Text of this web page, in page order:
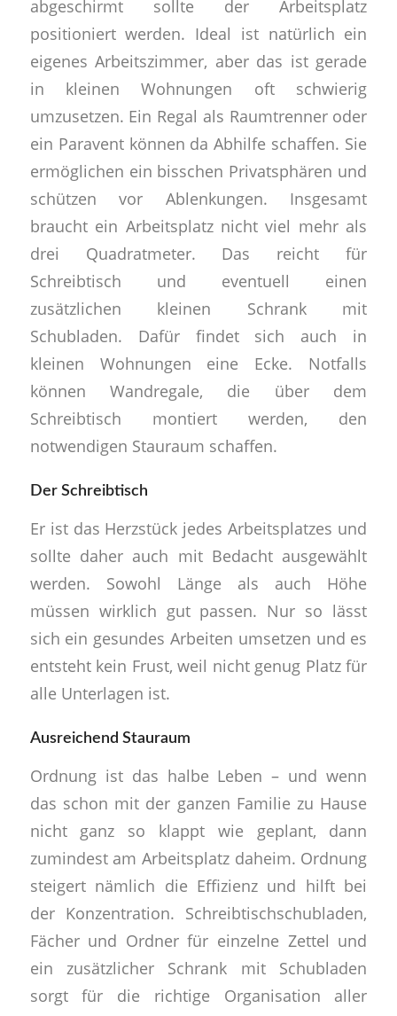
abgeschirmt sollte der Arbeitsplatz
positioniert werden. Ideal ist natürlich ein
eigenes Arbeitszimmer, aber das ist gerade
in kleinen Wohnungen oft schwierig
umzusetzen. Ein Regal als Raumtrenner oder
ein Paravent können da Abhilfe schaffen. Sie
ermöglichen ein bisschen Privatsphären und
schützen vor Ablenkungen. Insgesamt
braucht ein Arbeitsplatz nicht viel mehr als
drei Quadratmeter. Das reicht für
Schreibtisch und eventuell einen
zusätzlichen kleinen Schrank mit
Schubladen. Dafür findet sich auch in
kleinen Wohnungen eine Ecke. Notfalls
können Wandregale, die über dem
Schreibtisch montiert werden, den
notwendigen Stauraum schaffen.
Der Schreibtisch
Er ist das Herzstück jedes Arbeitsplatzes und
sollte daher auch mit Bedacht ausgewählt
werden. Sowohl Länge als auch Höhe
müssen wirklich gut passen. Nur so lässt
sich ein gesundes Arbeiten umsetzen und es
entsteht kein Frust, weil nicht genug Platz für
alle Unterlagen ist.
Ausreichend Stauraum
Ordnung ist das halbe Leben – und wenn
das schon mit der ganzen Familie zu Hause
nicht ganz so klappt wie geplant, dann
zumindest am Arbeitsplatz daheim. Ordnung
steigert nämlich die Effizienz und hilft bei
der Konzentration. Schreibtischschubladen,
Fächer und Ordner für einzelne Zettel und
ein zusätzlicher Schrank mit Schubladen
sorgt für die richtige Organisation aller